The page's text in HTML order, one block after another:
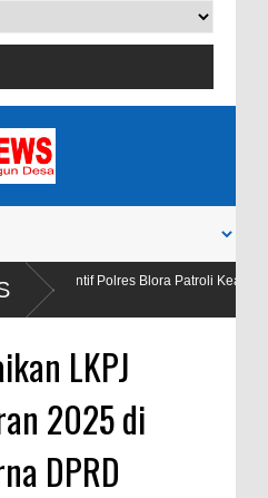
Blora Patroli Keamanan Pusat
LKPJ
2025 di
DPRD